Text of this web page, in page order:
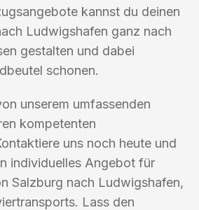
kannst du deinen
Ludwigshafen ganz nach
gestalten und dabei
schonen.
unserem umfassenden
kompetenten
uns noch heute und
individuelles Angebot für
Salzburg nach Ludwigshafen,
Lass den